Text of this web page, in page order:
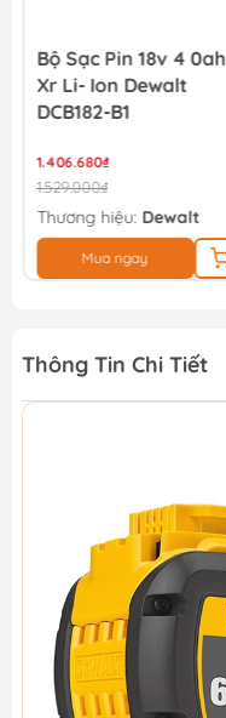
Bộ Sạc Pin 18v 4 0ah
Xr Li- Ion Dewalt
DCB182-B1
1.406.680₫
1.529.000₫
Thương hiệu: Dewalt
Mua ngay
Thông Tin Chi Tiết